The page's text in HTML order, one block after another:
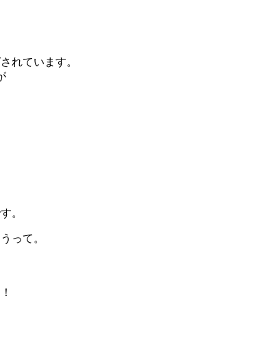
れています。
。
って。